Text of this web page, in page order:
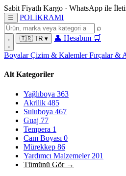
Sabit Fiyatlı Kargo · WhatsApp ile
☰ POLİKRAMI
⌕
🇹🇷 TR ▾ 👤 Hesabım 🛒
BoyalarÇizim & KalemlerFırçalar &
Alt Kategoriler
Yağlıboya 363
Akrilik 485
Suluboya 467
Guaj 77
Tempera 1
Cam Boyası 0
Mürekkep 86
Yardımcı Malzemeler 201
Tümünü Gör →